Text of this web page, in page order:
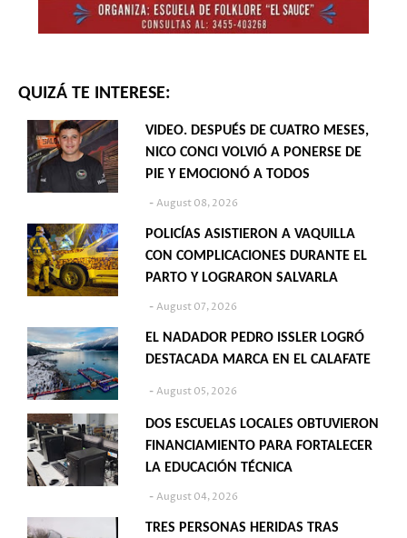
QUIZÁ TE INTERESE:
VIDEO. DESPUÉS DE CUATRO MESES,
NICO CONCI VOLVIÓ A PONERSE DE
PIE Y EMOCIONÓ A TODOS
August 08, 2026
POLICÍAS ASISTIERON A VAQUILLA
CON COMPLICACIONES DURANTE EL
PARTO Y LOGRARON SALVARLA
August 07, 2026
EL NADADOR PEDRO ISSLER LOGRÓ
DESTACADA MARCA EN EL CALAFATE
August 05, 2026
DOS ESCUELAS LOCALES OBTUVIERON
FINANCIAMIENTO PARA FORTALECER
LA EDUCACIÓN TÉCNICA
August 04, 2026
TRES PERSONAS HERIDAS TRAS